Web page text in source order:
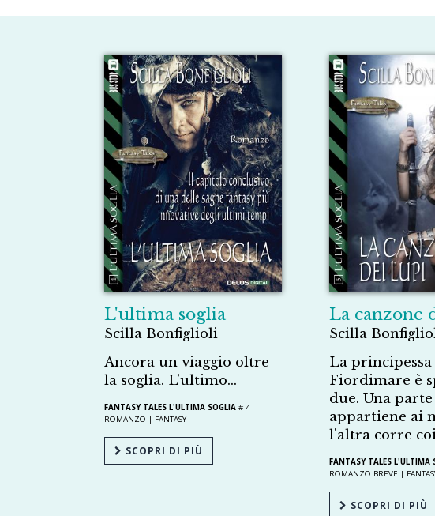
L'ultima soglia
Scilla Bonfiglioli
Ancora un viaggio oltre
la soglia. L’ultimo…
FANTASY TALES L'ULTIMA SOGLIA # 4
ROMANZO | FANTASY
SCOPRI DI PIÙ
La canzone
Scilla
La
Fiordimare è
due. Una parte
appartiene ai
l'altra corre
FANTASY TALES L'ULTIMA
ROMANZO BREVE |
SCOPRI DI PIÙ